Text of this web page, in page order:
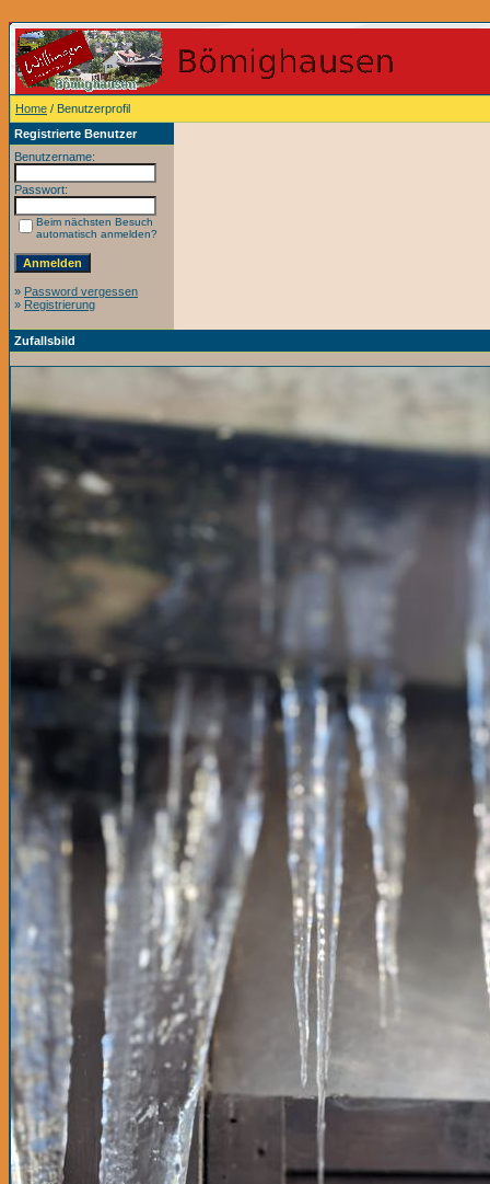
Home / Benutzerprofil
Registrierte Benutzer
Benutzername:
Passwort:
Beim nächsten Besuch
automatisch anmelden?
» Password vergessen
» Registrierung
Zufallsbild